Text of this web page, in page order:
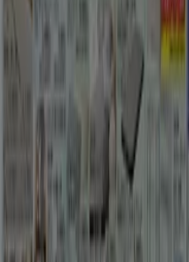
私たちが行うこと
ビジネスソリューショ
ニュース・メディア
ビジネス契約
マーケテイング＆ビジ
地図上で店舗が誤っ
週にいちど広告のフィ
技術的な問題と一般的